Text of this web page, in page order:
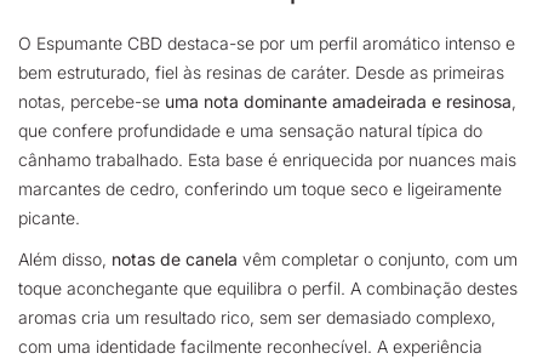
O Espumante CBD destaca-se por um perfil aromático intenso e
bem estruturado, fiel às resinas de caráter. Desde as primeiras
notas, percebe-se uma nota dominante amadeirada e resinosa,
que confere profundidade e uma sensação natural típica do
cânhamo trabalhado. Esta base é enriquecida por nuances mais
marcantes de cedro, conferindo um toque seco e ligeiramente
picante.
Além disso, notas de canela vêm completar o conjunto, com um
toque aconchegante que equilibra o perfil. A combinação destes
aromas cria um resultado rico, sem ser demasiado complexo,
com uma identidade facilmente reconhecível. A experiência